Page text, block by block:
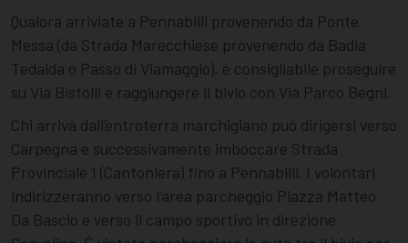
Qualora arriviate a Pennabilli provenendo da Ponte
Messa (da Strada Marecchiese provenendo da Badia
Tedalda o Passo di Viamaggio), è consigliabile proseguire
su Via Bistolli e raggiungere il bivio con Via Parco Begni.
Chi arriva dall’entroterra marchigiano può dirigersi verso
Carpegna e successivamente imboccare Strada
Provinciale 1 (Cantoniera) fino a Pennabilli. I volontari
indirizzeranno verso l’area parcheggio Piazza Matteo
Da Bascio e verso il campo sportivo in direzione